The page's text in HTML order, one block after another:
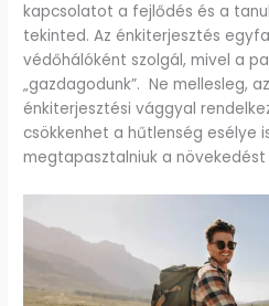
kapcsolatot a fejlődés és a
tekinted. Az énkiterjesztés
védőhálóként szolgál, mivel a
„gazdagodunk”. Ne mellesleg,
énkiterjesztési vággyal
csökkenhet a hűtlenség esélye
megtapasztalniuk a